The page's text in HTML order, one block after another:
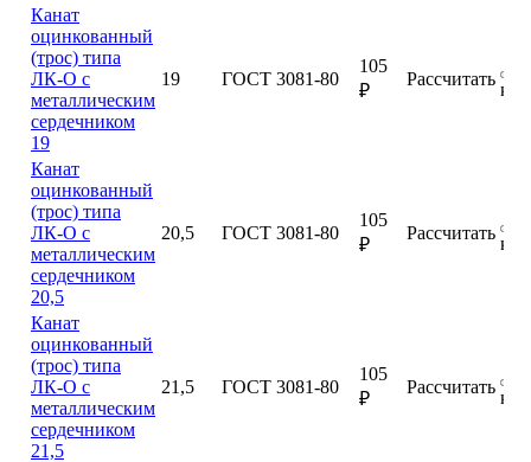
Канат
оцинкованный
(трос) типа
ЛК-О с
металлическим
сердечником
19
19 ГОСТ 3081-80
105
₽
Рассчитать
Канат
оцинкованный
(трос) типа
ЛК-О с
металлическим
сердечником
20,5
20,5 ГОСТ 3081-80
105
₽
Рассчитать
Канат
оцинкованный
(трос) типа
ЛК-О с
металлическим
сердечником
21,5
21,5 ГОСТ 3081-80
105
₽
Рассчитать